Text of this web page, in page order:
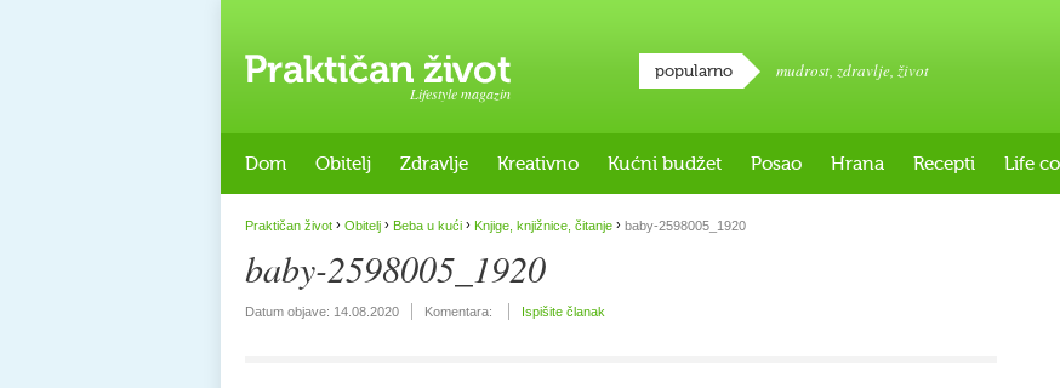
Lifestyle magazin
popularno mudrost, zdravlje, život
Dom Obitelj Zdravlje Kreativno Kućni budžet Posao Hrana Recepti Life
Praktičan život › Obitelj › Beba u kući › Knjige, knjižnice, čitanje › baby-2598005_1920
baby-2598005_1920
Datum objave: 14.08.2020 Komentara: Ispišite članak